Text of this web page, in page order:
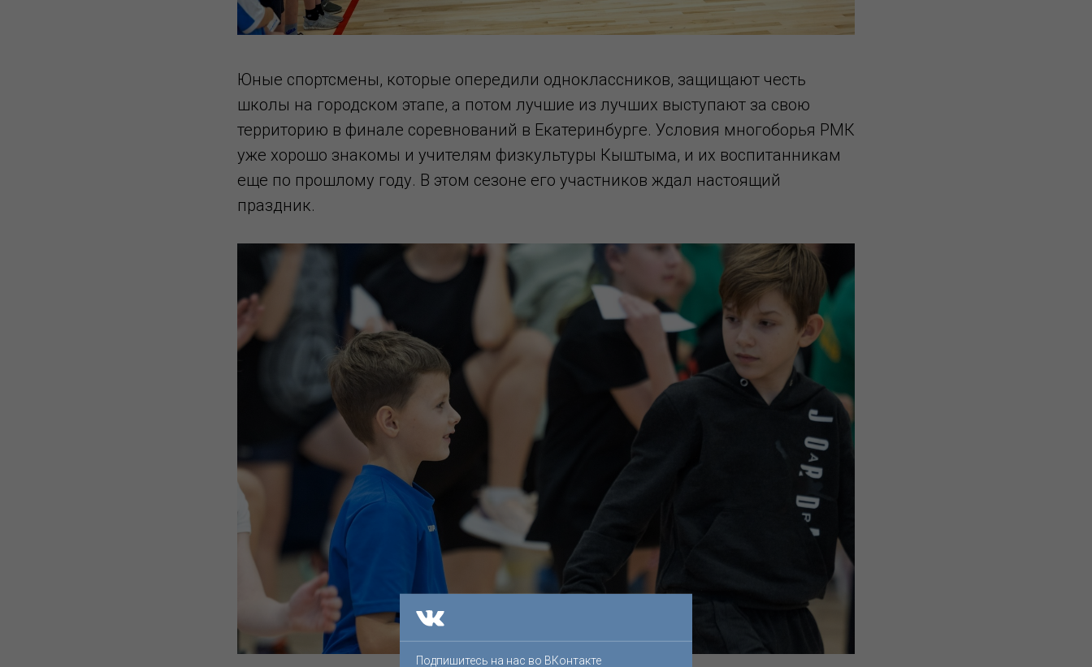
Юные спортсмены, которые опередили одноклассников, защищают честь
школы на городском этапе, а потом лучшие из лучших выступают за свою
территорию в финале соревнований в Екатеринбурге. Условия многоборья РМК
уже хорошо знакомы и учителям физкультуры Кыштыма, и их воспитанникам
еще по прошлому году. В этом сезоне его участников ждал настоящий
праздник.
Подпишитесь на нас во ВКонтакте